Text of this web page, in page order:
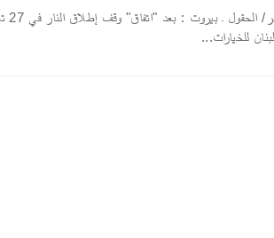
للخيارات...